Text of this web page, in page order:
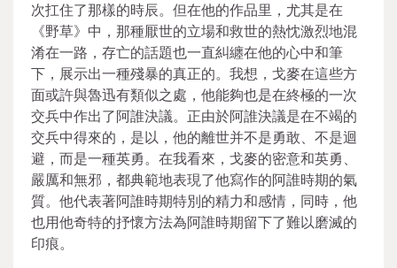
次扛住了那樣的時辰。但在他的作品里，尤其是在
《野草》中，那種厭世的立場和救世的熱忱激烈地混
淆在一路，存亡的話題也一直糾纏在他的心中和筆
下，展示出一種殘暴的真正的。我想，戈麥在這些方
面或許與魯迅有類似之處，他能夠也是在終極的一次
交兵中作出了阿誰決議。正由於阿誰決議是在不竭的
交兵中得來的，是以，他的離世并不是勇敢、不是迴
避，而是一種英勇。在我看來，戈麥的密意和英勇、
嚴厲和無邪，都典範地表現了他寫作的阿誰時期的氣
質。他代表著阿誰時期特別的精力和感情，同時，他
也用他奇特的抒懷方法為阿誰時期留下了難以磨滅的
印痕。